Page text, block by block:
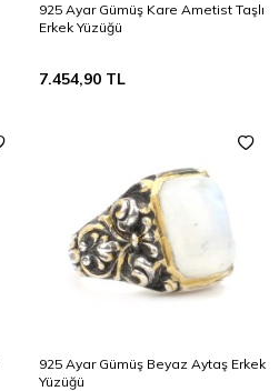
925 Ayar Gümüş Kare Ametist Taşlı
Erkek Yüzüğü
7.454,90 TL
925 Ayar Gümüş Beyaz Aytaş Erkek
Yüzüğü